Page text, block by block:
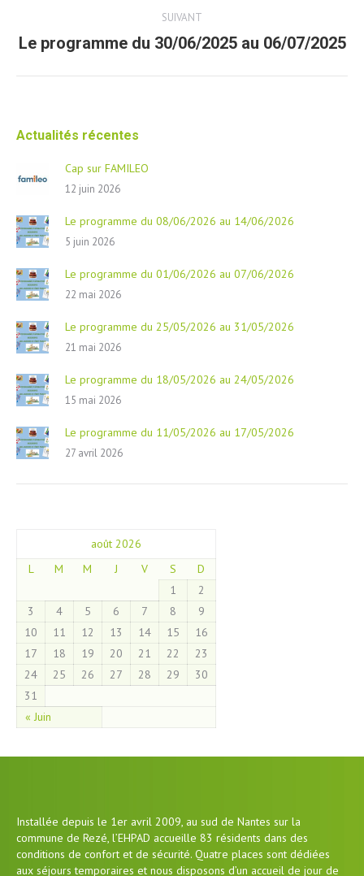
SUIVANT
Article
Le programme du 30/06/2025 au 06/07/2025
Actualités récentes
Cap sur FAMILEO
12 juin 2026
Le programme du 08/06/2026 au 14/06/2026
5 juin 2026
Le programme du 01/06/2026 au 07/06/2026
22 mai 2026
Le programme du 25/05/2026 au 31/05/2026
21 mai 2026
Le programme du 18/05/2026 au 24/05/2026
15 mai 2026
Le programme du 11/05/2026 au 17/05/2026
27 avril 2026
août 2026
L
M M J V S D
« Juin
1
2
3
4 5 6 7 8
9
10
11 12 13 14 15
16
17
18 19 20 21 22
23
24
25 26 27 28 29
30
31
Installée depuis le 1er avril 2009, au sud de Nantes sur la
commune de Rezé, l’EHPAD accueille 83 résidents dans des
conditions de confort et de sécurité. Quatre places sont dédiées
aux séjours temporaires et nous disposons d’un accueil de jour de